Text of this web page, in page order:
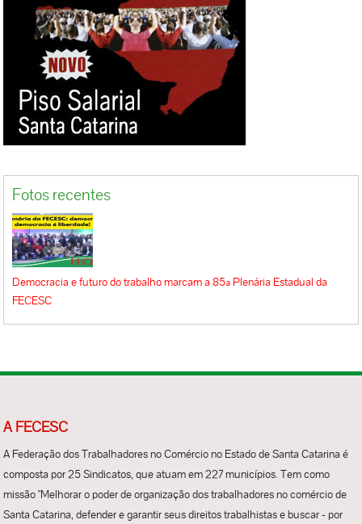
descumprimento, revertida ao empregado
prejudicado, além de designar à empresa as
custas judiciais do Sindicato. “Nós
comemoramos esta decisão porque ela
restabelece um direito legítimo, garantido na
Convenção Coletiva, e é um caso exemplar
Fotos recentes
Democracia e futuro do trabalho marcam a 85ª Plenária Estadual da
FECESC
A FECESC
A Federação dos Trabalhadores no Comércio no Estado de Santa Catarina é
composta por 25 Sindicatos, que atuam em 227 municípios. Tem como
missão "Melhorar o poder de organização dos trabalhadores no comércio de
Santa Catarina, defender e garantir seus direitos trabalhistas e buscar - por